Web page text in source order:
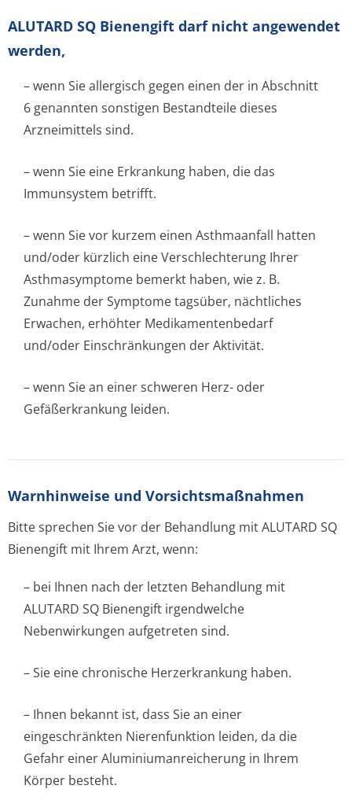
ALUTARD SQ Bienengift darf nicht angewendet
werden,
– wenn Sie allergisch gegen einen der in Abschnitt
6 genannten sonstigen Bestandteile dieses
Arzneimittels sind.
– wenn Sie eine Erkrankung haben, die das
Immunsystem betrifft.
– wenn Sie vor kurzem einen Asthmaanfall hatten
und/oder kürzlich eine Verschlechterung Ihrer
Asthmasymptome bemerkt haben, wie z. B.
Zunahme der Symptome tagsüber, nächtliches
Erwachen, erhöhter Medikamentenbedarf
und/oder Einschränkungen der Aktivität.
– wenn Sie an einer schweren Herz- oder
Gefäßerkrankung leiden.
Warnhinweise und Vorsichtsmaßnahmen
Bitte sprechen Sie vor der Behandlung mit ALUTARD SQ
Bienengift mit Ihrem Arzt, wenn:
– bei Ihnen nach der letzten Behandlung mit
ALUTARD SQ Bienengift irgendwelche
Nebenwirkungen aufgetreten sind.
– Sie eine chronische Herzerkrankung haben.
– Ihnen bekannt ist, dass Sie an einer
eingeschränkten Nierenfunktion leiden, da die
Gefahr einer Aluminiumanre­icherung in Ihrem
Körper besteht.